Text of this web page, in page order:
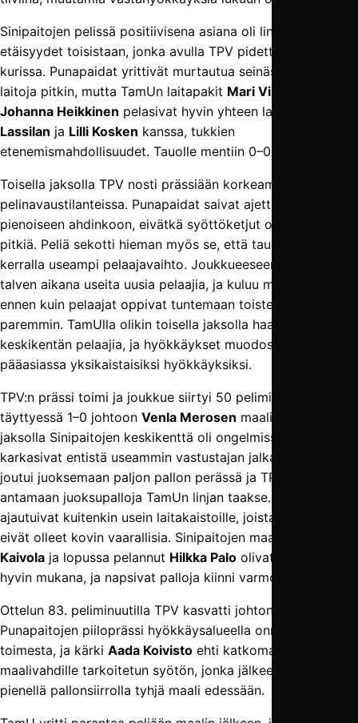
Sinipaitojen pelissä positiivisena asiana oli linjojen
etäisyydet toisistaan, jonka avulla TPV pidettiin hyvin
kurissa. Punapaidat yrittivät murtautua seinäsyötöillä
laitoja pitkin, mutta TamUn laitapakit Mari Virtanen
Johanna Heikkinen pelasivat hyvin yhteen laitureiden
Lassilan ja Lilli Kosken kanssa, tukkien
etenemismahdollisuudet. Tauolle mentiin 0–0-lukemissa.
Toisella jaksolla TPV nosti prässiään korkeammalle TamUn
pelinavaustilanteissa. Punapaidat saivat ajettua TamUa
pienoiseen ahdinkoon, eivätkä syöttöketjut olleet kovin
pitkiä. Peliä sekotti hieman myös se, että tauolla tehtiin
kerralla useampi pelaajavaihto. Joukkueeseen on liittynyt
talven aikana useita uusia pelaajia, ja kuluu muutama ottelu
ennen kuin pelaajat oppivat tuntemaan toistensa pelityylit
paremmin. TamUlla olikin toisella jaksolla haasteita löytää
keskikentän pelaajia, ja hyökkäykset muodostuivat
pääasiassa yksikaistaisiksi hyökkäyksiksi.
TPV:n prässi toimi ja joukkue siirtyi 50 peliminuutin
täyttyessä 1–0 johtoon Venla Merosen maalilla. Toisella
jaksolla Sinipaitojen keskikenttä oli ongelmissa, ja syötöt
karkasivat entistä useammin vastustajan jalkaan. TamU
joutui juoksemaan paljon pallon perässä ja TPV pääsi
antamaan juoksupalloja TamUn linjan taakse. Pallot
ajautuivat kuitenkin usein laitakaistoille, joista keskitykset
eivät olleet kovin vaarallisia. Sinipaitojen maalivahdit
Kaivola ja lopussa pelannut Hilkka Palo olivat tilanteissa
hyvin mukana, ja napsivat palloja kiinni varmoin ottein.
Ottelun 83. peliminuutilla TPV kasvatti johtonsa 2–0:aan.
Punapaitojen piiloprässi hyökkäysalueella onnistui kärjen
toimesta, ja kärki Aada Koivisto ehti katkomaan
maalivahdille tarkoitetun syötön, jonka jälkeen hänellä oli
pienellä pallonsiirrolla tyhjä maali edessään.